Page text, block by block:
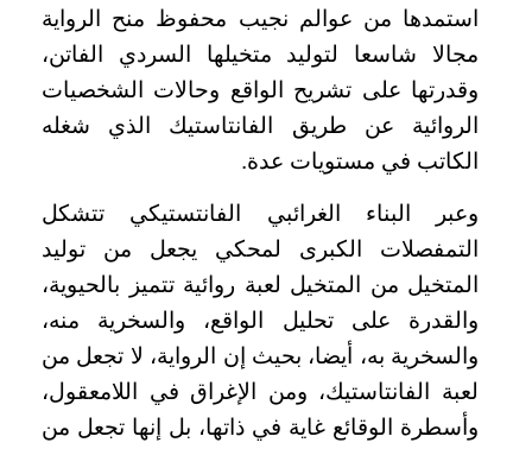
استمدها من عوالم نجيب محفوظ منح الرواية
مجالا شاسعا لتوليد متخيلها السردي الفاتن،
وقدرتها على تشريح الواقع وحالات الشخصيات
الروائية عن طريق الفانتاستيك الذي شغله
الكاتب في مستويات عدة.
وعبر البناء الغرائبي الفانتستيكي تتشكل
التمفصلات الكبرى لمحكي يجعل من توليد
المتخيل من المتخيل لعبة روائية تتميز بالحيوية،
والقدرة على تحليل الواقع، والسخرية منه،
والسخرية به، أيضا، بحيث إن الرواية، لا تجعل من
لعبة الفانتاستيك، ومن الإغراق في اللامعقول،
وأسطرة الوقائع غاية في ذاتها، بل إنها تجعل من